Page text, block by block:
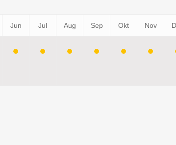
Jun Jul Aug Sep Okt Nov